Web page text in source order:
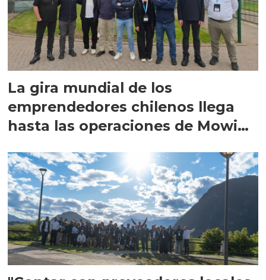
La gira mundial de los
emprendedores chilenos llega
hasta las operaciones de Mowi